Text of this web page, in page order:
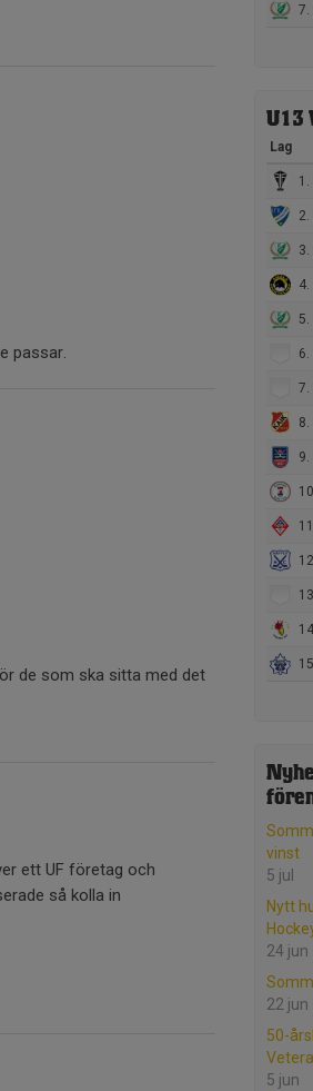
7.
U13
Lag
1.
2.
3.
4.
5.
6.
7.
8.
9.
vinst
5 jul
Nytt
24 jun
22 jun
50-
5 jun
passar.
de som ska sitta med det
ett UF företag och
så kolla in